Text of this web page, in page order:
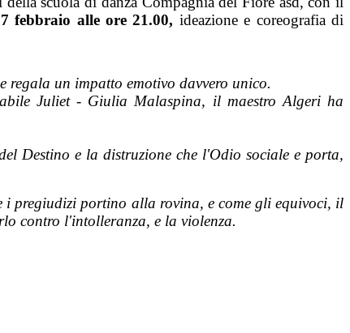
febbraio alle ore 21.00, ideazione e coreografia di
regala un impatto emotivo davvero unico.
Juliet - Giulia Malaspina, il maestro Algeri ha
Destino e la distruzione che l'Odio sociale e porta,
pregiudizi portino alla rovina, e come gli equivoci, il
contro l'intolleranza, e la violenza.